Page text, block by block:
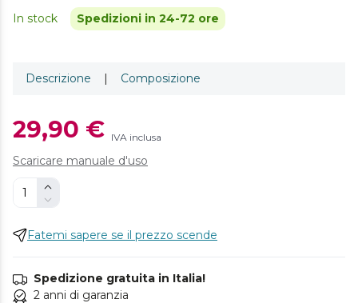
In stock Spedizioni in 24-72 ore
Descrizione | Composizione
29,90 € IVA inclusa
Scaricare manuale d'uso
Fatemi sapere se il prezzo scende
Spedizione gratuita in Italia!
2 anni di garanzia